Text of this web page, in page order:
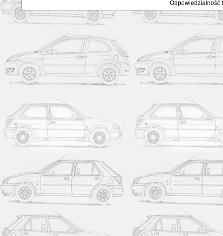
Odpowiedzialność